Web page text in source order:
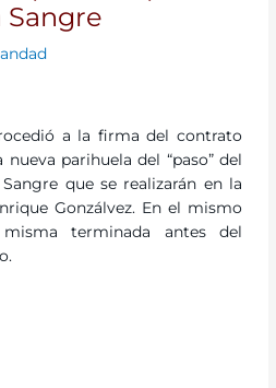
Sangre
a la firma del contrato
parihuela del “paso” del
que se realizarán en la
Gonzálvez. En el mismo
terminada antes del